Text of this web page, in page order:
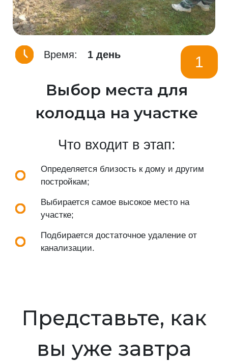
Время: 1 день 1
Выбор места для
колодца на участке
Что входит в этап:
Определяется близость к дому и другим
постройкам;
Выбирается самое высокое место на
участке;
Подбирается достаточное удаление от
канализации.
Представьте, как
вы уже завтра